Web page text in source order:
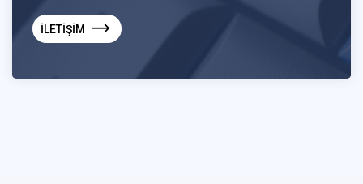
İLETİŞİM